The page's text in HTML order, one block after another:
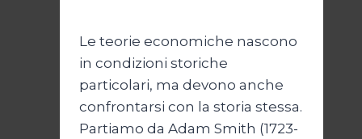
Le teorie economiche nascono
in condizioni storiche
particolari, ma devono anche
confrontarsi con la storia stessa.
Partiamo da Adam Smith (1723-